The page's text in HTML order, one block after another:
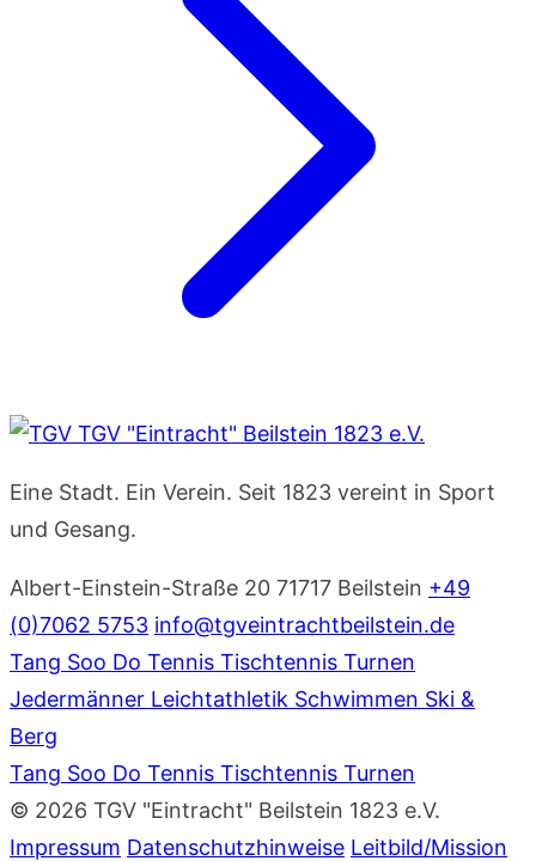
TGV "Eintracht" Beilstein 1823 e.V.
Eine Stadt. Ein Verein. Seit 1823 vereint in Sport
und Gesang.
Albert-Einstein-Straße 20 71717 Beilstein +49
(0)7062 5753 info@tgveintrachtbeilstein.de
Tang Soo Do Tennis Tischtennis Turnen
Jedermänner Leichtathletik Schwimmen Ski &
Berg
Tang Soo Do Tennis Tischtennis Turnen
© 2026 TGV "Eintracht" Beilstein 1823 e.V.
Impressum Datenschutzhinweise Leitbild/Mission